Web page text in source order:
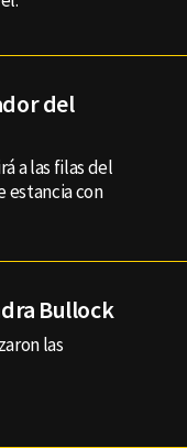
del
a las filas del
estancia con
Bullock
las